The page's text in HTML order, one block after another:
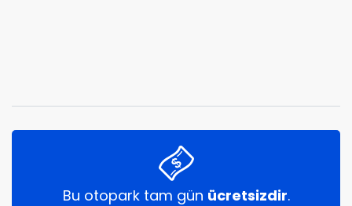
Bu otopark tam gün ücretsizdir.